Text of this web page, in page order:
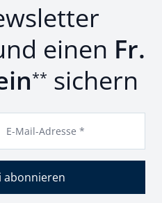
einen Fr.
** sichern
E-Mail-Adresse *
abonnieren